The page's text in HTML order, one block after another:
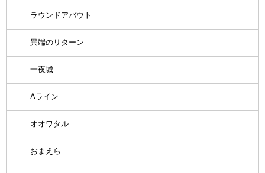
ラウンドアバウト
異端のリターン
一夜城
Aライン
オオワタル
おまえら